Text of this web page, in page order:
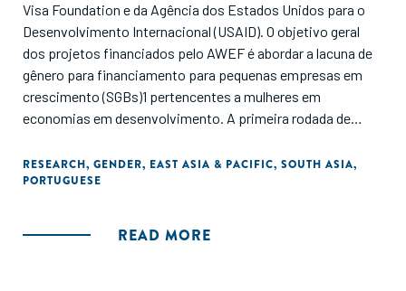
Visa Foundation e da Agência dos Estados Unidos para o
Desenvolvimento Internacional (USAID). O objetivo geral
dos projetos financiados pelo AWEF é abordar a lacuna de
gênero para financiamento para pequenas empresas em
crescimento (SGBs)1 pertencentes a mulheres em
economias em desenvolvimento. A primeira rodada de
apoio a empreendedores (ESOs) no Camboja, Vietnã,
Mianmar, Filipinas, Paquistão e Índia, bem como programas
RESEARCH, GENDER, EAST ASIA & PACIFIC, SOUTH ASIA,
PORTUGUESE
READ MORE